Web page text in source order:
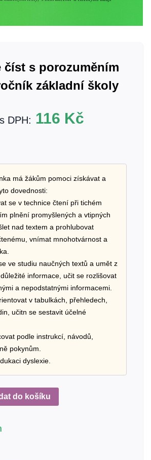
číst s porozuměním
základní školy
DPH: 116 Kč
má žákům pomoci získávat a
dovednosti:
se v technice čtení při tichém
plnění promyšlených a vtipných
nad textem a prohlubovat
vnímat mnohotvárnost a
ve studiu naučných textů a umět z
informace, učit se rozlišovat
a nepodstatnými informacemi.
v tabulkách, přehledech,
učitn se sestavit účelné
podle instrukcí, návodů,
pokynům.
dyslexie.
do košíku